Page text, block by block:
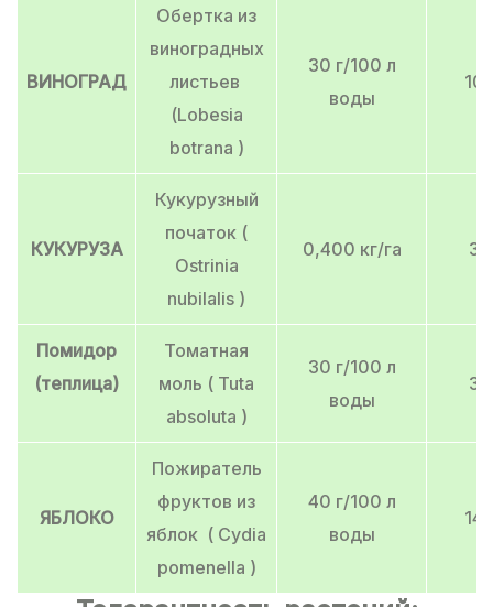
ВИНОГРАД
Обертка из
виноградных
листьев
(Lobesia
botrana )
30 г/100 л
воды
10
КУКУРУЗА
Кукурузный
початок (
Ostrinia
nubilalis )
0,400 кг/га 3
Помидор
(теплица)
Томатная
моль ( Tuta
absoluta )
30 г/100 л
воды
3
ЯБЛОКО
Пожиратель
фруктов из
яблок ( Cydia
pomenella )
40 г/100 л
воды
14